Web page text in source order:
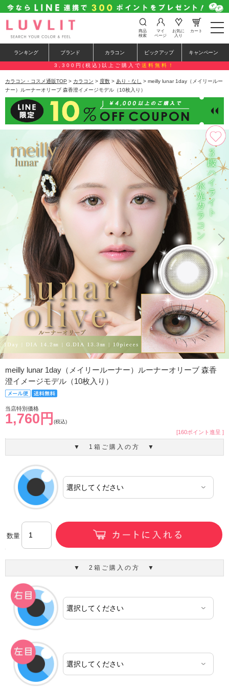
t
o
e
n
a
a
i
o
n
商品
検索
マイ
ページ
お気に
入り
カート
ランキング ブランド カラコン ピックアップ キャンペーン
3,300円(税込)以上ご購入で 送料無料！
カラコン・コスメ通販TOP > カラコン > 度数 > あり・なし
> meilly lunar 1day（メイリールー
ナー）ルーナーオリーブ 森香澄イメージモデル（10枚入り）
meilly lunar 1day（メイリールーナー）ルーナーオリーブ 森香
澄イメージモデル（10枚入り）
当店特別価格
1,760円 (税込)
[160ポイント進呈 ]
▼ 1箱ご購入の方 ▼
数量
▼ 2箱ご購入の方 ▼